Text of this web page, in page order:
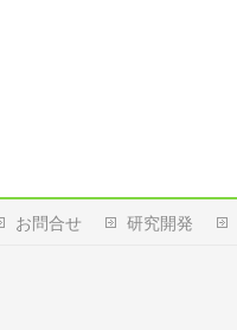
お問合せ 研究開発